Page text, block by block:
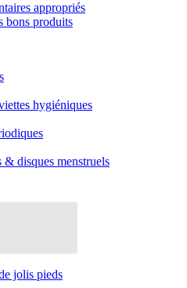
appropriés
bons produits
hygiéniques
& disques menstruels
jolis pieds